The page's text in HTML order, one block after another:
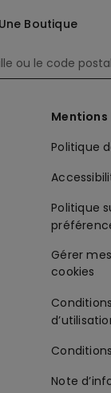
Boutique
Mentions
Politique
Politique
Note